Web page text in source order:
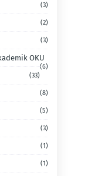
(3)
(2)
(3)
OKU
(6)
(33)
(8)
(5)
(3)
(1)
(1)